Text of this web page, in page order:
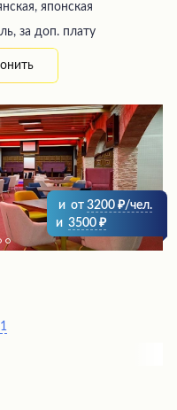
японская
за доп. плату
и от 3200
/чел.
и 3500